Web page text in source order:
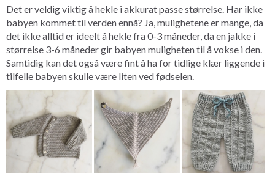
Det er veldig viktig å hekle i akkurat passe størrelse. Har ikke
babyen kommet til verden ennå? Ja, mulighetene er mange, da
det ikke alltid er ideelt å hekle fra 0-3 måneder, da en jakke i
størrelse 3-6 måneder gir babyen muligheten til å vokse i den.
Samtidig kan det også være fint å ha for tidlige klær liggende i
tilfelle babyen skulle være liten ved fødselen.